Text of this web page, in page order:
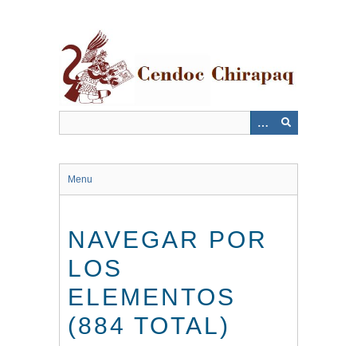
Menu
NAVEGAR POR
LOS
ELEMENTOS
(884 TOTAL)